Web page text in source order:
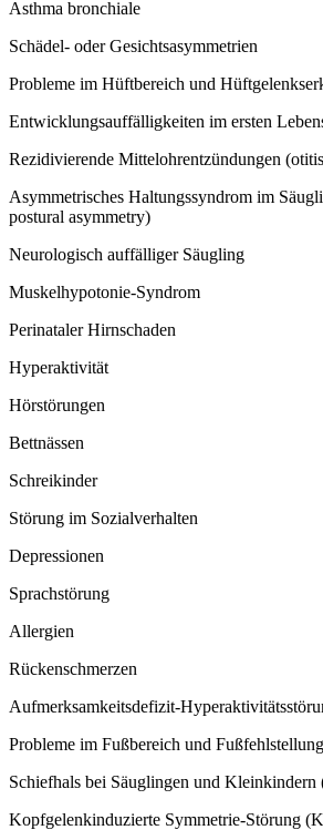
Asthma bronchiale
Schädel- oder Gesichtsasymmetrien
Probleme im Hüftbereich und
Entwicklungsauffälligkeiten im ersten
Rezidivierende Mittelohrentzündungen
Asymmetrisches Haltungssyndrom im
postural asymmetry)
Neurologisch auffälliger Säugling
Muskelhypotonie-Syndrom
Perinataler Hirnschaden
Hyperaktivität
Hörstörungen
Bettnässen
Schreikinder
Störung im Sozialverhalten
Depressionen
Sprachstörung
Allergien
Rückenschmerzen
Aufmerksamkeitsdefizit-
Probleme im Fußbereich und
Schiefhals bei Säuglingen und
Kopfgelenkinduzierte Symmetrie-Störung